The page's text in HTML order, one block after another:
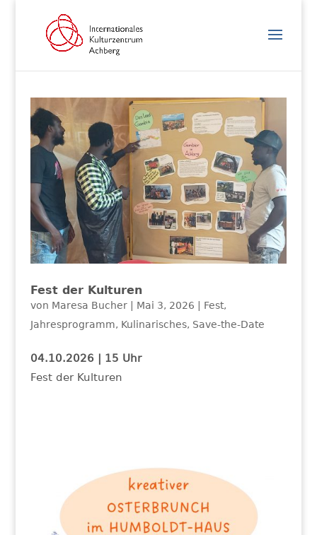
Fest der Kulturen
von Maresa Bucher| Mai 3, 2026 Fest,
Jahresprogramm, Kulinarisches, Save-the-Date
04.10.2026 | 15 Uhr
Fest der Kulturen